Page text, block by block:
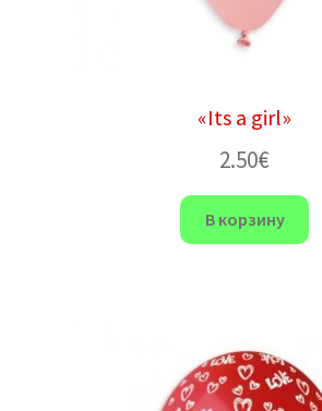
«Its a girl»
2.50€
В корзину